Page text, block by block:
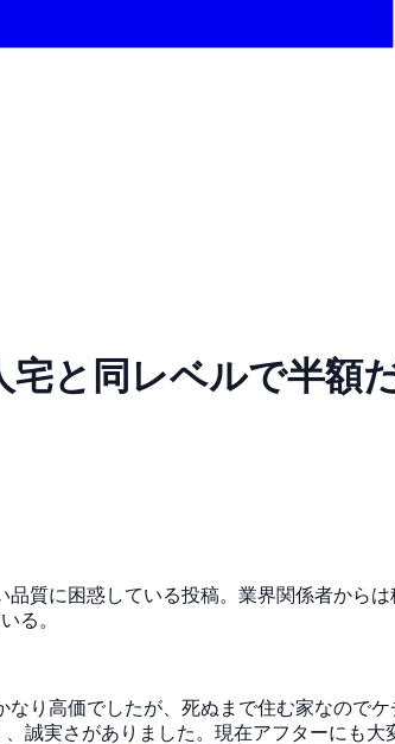
宅と同レベルで半額
質に困惑している投稿。業界関係者から
る。
り高価でしたが、死ぬまで住む家なので
誠実さがありました。現在アフターにも